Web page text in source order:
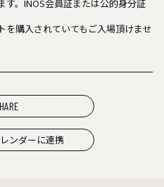
。INOS会員証または公的身分証
を購入されていてもご入場頂けませ
ンダーに連携